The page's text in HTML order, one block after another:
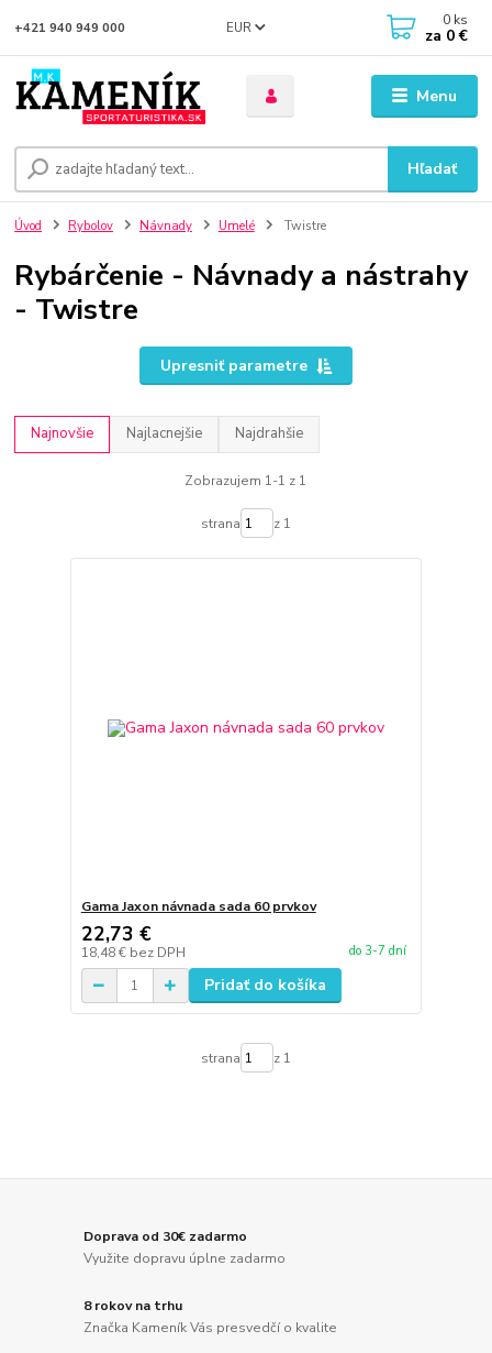
Menu
EUR
Hľadať
+421 940 949 000 0 ks
za 0 €
Úvod Rybolov Návnady Umelé Twistre
Rybárčenie - Návnady a nástrahy
- Twistre
Upresniť parametre
Najnovšie Najlacnejšie Najdrahšie
Zobrazujem 1-1 z 1
strana z 1
Gama Jaxon návnada sada 60 prvkov
22,73 €
18,48 € bez DPH do 3-7 dní
Pridať do košíka
strana z 1
Doprava od 30€ zadarmo
Využite dopravu úplne zadarmo
8 rokov na trhu
Značka Kameník Vás presvedčí o kvalite